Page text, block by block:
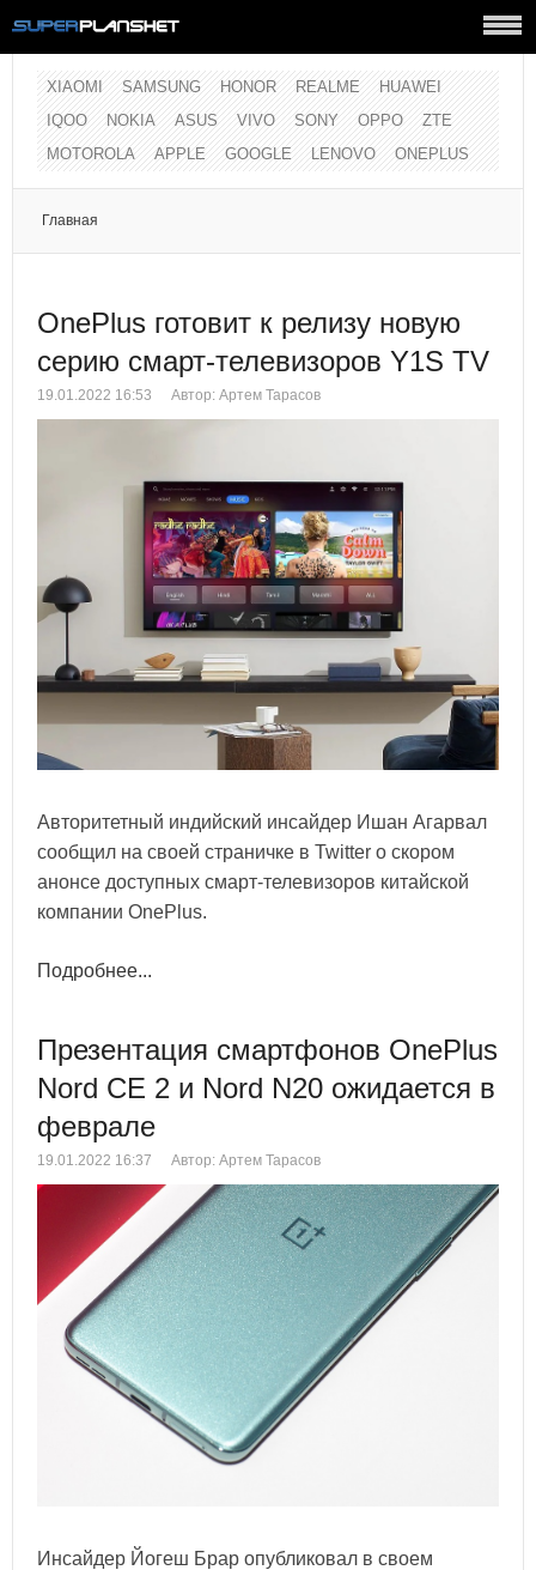
XIAOMI SAMSUNG HONOR REALME
HUAWEI
IQOO
NOKIA ASUS VIVO SONY OPPO
ZTE
MOTOROLA
APPLE GOOGLE LENOVO ONEPLUS
Главная
OnePlus готовит к релизу новую
серию смарт-телевизоров Y1S TV
19.01.2022 16:53 Автор: Артем Тарасов
Авторитетный индийский инсайдер Ишан Агарвал
сообщил на своей страничке в Twitter о скором
анонсе доступных смарт-телевизоров китайской
компании OnePlus.
Подробнее...
Презентация смартфонов OnePlus
Nord CE 2 и Nord N20 ожидается в
феврале
19.01.2022 16:37 Автор: Артем Тарасов
Инсайдер Йогеш Брар опубликовал в своем